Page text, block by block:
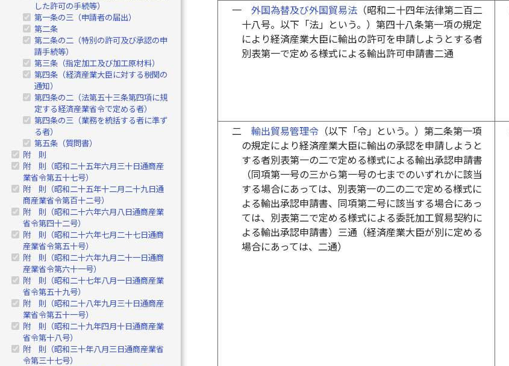
した許可の手続等）
第一条の三（申請者の届出）
第二条
第二条の二（特別の許可及び承認の申
請手続等）
第三条（指定加工及び加工原材料）
第四条（経済産業大臣に対する税関の
通知）
第四条の二（法第五十三条第四項に規
定する経済産業省令で定める者）
第四条の三（業務を統括する者に準ず
る者）
第五条（質問書）
附 則
附 則（昭和二十五年六月三十日通商産
業省令第五十七号）
附 則（昭和二十五年十二月二十九日通
商産業省令第百十二号）
附 則（昭和二十六年六月八日通商産業
省令第四十二号）
附 則（昭和二十六年七月二十七日通商
産業省令第五十号）
附 則（昭和二十六年九月二十一日通商
産業省令第六十一号）
附 則（昭和二十七年八月一日通商産業
省令第五十九号）
附 則（昭和二十八年九月三十日通商産
業省令第五十一号）
附 則（昭和二十九年四月十日通商産業
省令第十八号）
附 則（昭和三十年八月三日通商産業省
令第三十七号）
一
外国為替及び外国貿易法 （昭和二十四年法律第二百二
十八号。以下「法」という。）第四十八条第一項の規定
により経済産業大臣に輸出の許可を申請しようとする者
別表第一で定める様式による輸出許可申請書二通
二
輸出貿易管理令 （以下「令」という。）第二条第一項
の規定により経済産業大臣に輸出の承認を申請しようと
する者別表第一の二で定める様式による輸出承認申請書
（同項第一号の三から第一号の七までのいずれかに該当
する場合にあっては、別表第一の二の二で定める様式に
よる輸出承認申請書、同項第二号に該当する場合にあっ
ては、別表第二で定める様式による委託加工貿易契約に
よる輸出承認申請書）三通（経済産業大臣が別に定める
場合にあっては、二通）